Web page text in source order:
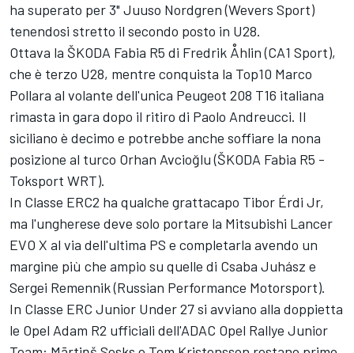
ha superato per 3" Juuso Nordgren (Wevers Sport)
tenendosi stretto il secondo posto in U28.
Ottava la ŠKODA Fabia R5 di Fredrik Åhlin (CA1 Sport),
che è terzo U28, mentre conquista la Top10 Marco
Pollara al volante dell'unica Peugeot 208 T16 italiana
rimasta in gara dopo il ritiro di Paolo Andreucci. Il
siciliano è decimo e potrebbe anche soffiare la nona
posizione al turco Orhan Avcioğlu (ŠKODA Fabia R5 -
Toksport WRT).
In Classe ERC2 ha qualche grattacapo Tibor Érdi Jr,
ma l'ungherese deve solo portare la Mitsubishi Lancer
EVO X al via dell'ultima PS e completarla avendo un
margine più che ampio su quelle di Csaba Juhász e
Sergei Remennik (Russian Performance Motorsport).
In Classe ERC Junior Under 27 si avviano alla doppietta
le Opel Adam R2 ufficiali dell'ADAC Opel Rallye Junior